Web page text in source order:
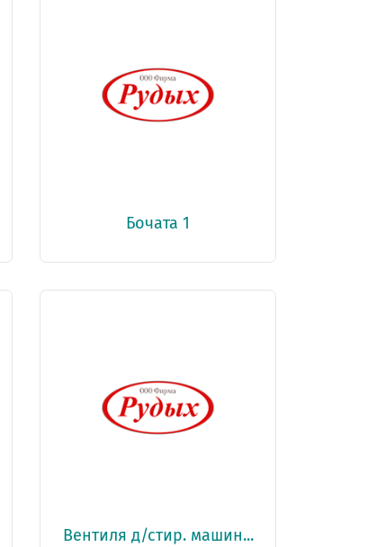
Бочата 1
Вентиля д/стир. машин...